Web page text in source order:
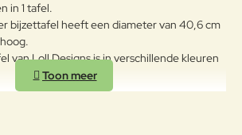
in 1 tafel.
bijzettafel heeft een diameter van 40,6 cm
van Loll Designs is in verschillende kleuren